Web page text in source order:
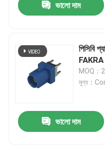
ভালো দাম
পিসিবি
FAKRA
MOQ：
মূল্য：
ভালো দাম